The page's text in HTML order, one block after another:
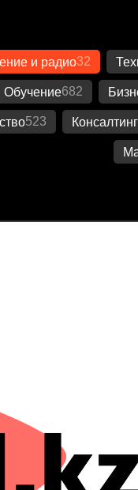
и радио32
Обучение682
523 Консалтинг